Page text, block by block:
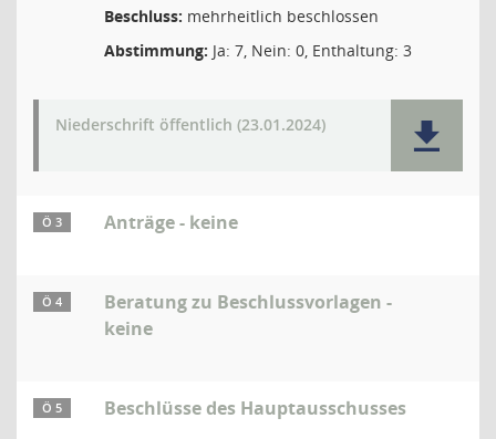
Beschluss: mehrheitlich beschlossen
Abstimmung: Ja: 7, Nein: 0, Enthaltung: 3
Niederschrift öffentlich (23.01.2024)
Ö 3 Anträge - keine
Ö 4
Beratung zu Beschlussvorlagen -
keine
Ö 5 Beschlüsse des Hauptausschusses